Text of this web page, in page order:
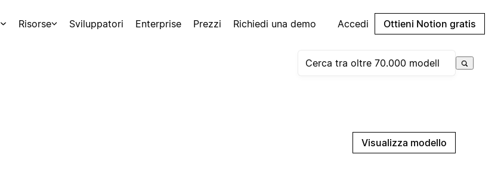
Risorse Sviluppatori Enterprise Prezzi Richiedi una demo Accedi Ottieni Notion gratis
Visualizza modello